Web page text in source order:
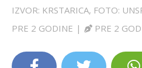
IZVOR: KRSTARICA, FOTO:
PRE 2 GODINE | PRE 2